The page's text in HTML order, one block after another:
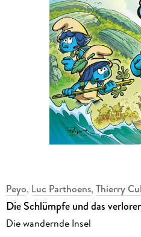
Peyo, Luc Parthoens, Thierry
Die Schlümpfe und das
Die wandernde Insel